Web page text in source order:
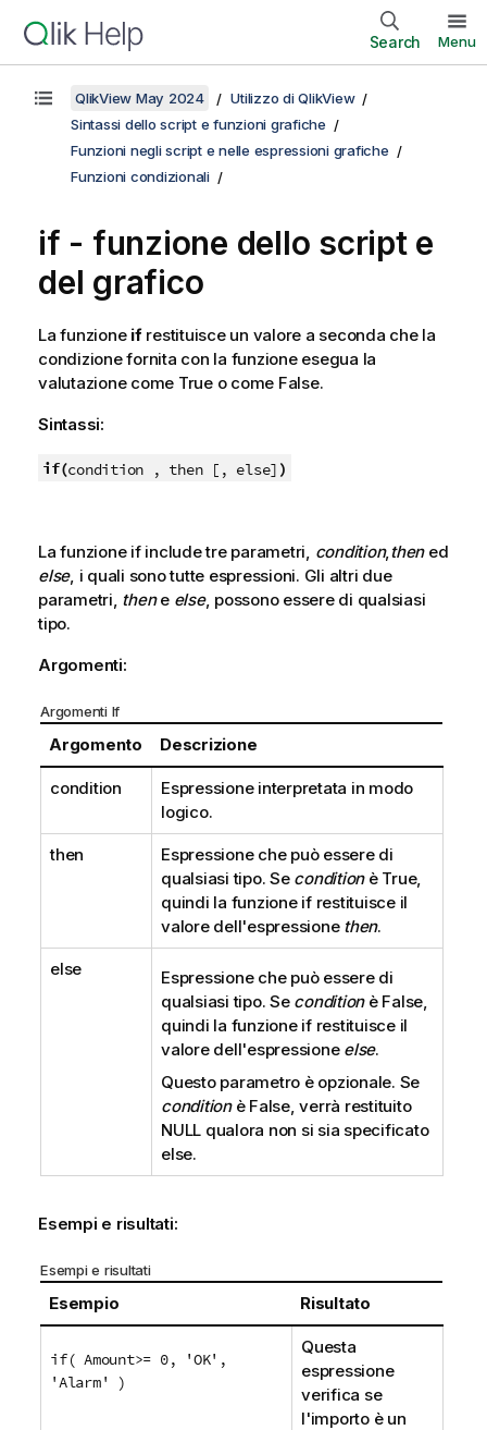
Search Menu
QlikView May 2024
Utilizzo di QlikView
Sintassi dello script e funzioni grafiche
Funzioni negli script e nelle espressioni grafiche
Funzioni condizionali
if - funzione dello script e
del grafico
La funzione ifrestituisce un valore a seconda che la
condizione fornita con la funzione esegua la
valutazione come Trueo come False.
Sintassi:
if(condition , then [, else] )
La funzione ifinclude tre parametri, condition, thened
else, i quali sono tutte espressioni. Gli altri due
parametri, thene else, possono essere di qualsiasi
tipo.
Argomenti:
Argomenti If
Argomento Descrizione
condition
Espressione interpretata in modo
logico.
then
Espressione che può essere di
qualsiasi tipo. Se conditionè True,
quindi la funzione ifrestituisce il
valore dell'espressione then.
else
Espressione che può essere di
qualsiasi tipo. Se conditionè False
quindi la funzione ifrestituisce il
valore dell'espressione else.
Questo parametro è opzionale. Se
conditionè False, verrà restituito
NULL qualora non si sia specificato
else.
Esempi e risultati:
Esempi e risultati
Esempio Risultato
if( Amount>= 0, 'OK',
'Alarm' )
Questa
espressione
verifica se
l'importo è un